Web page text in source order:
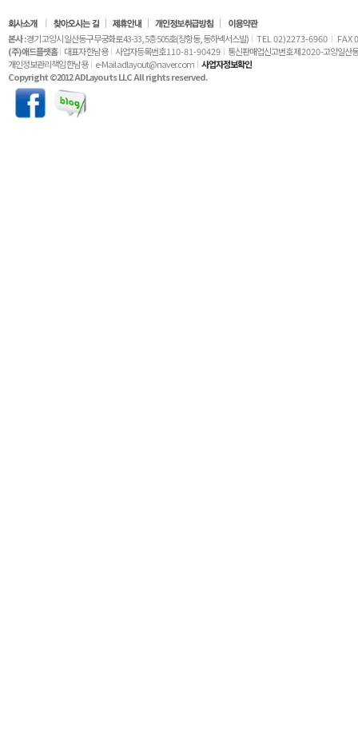
본사 :경기 고양시 일산동구 무궁화로 43-33, 5층 505호(장항동, 동하넥서스빌) TEL 02)2273-6960
FAX
(주)애드플랫홈 대표자 한남용 사업자등록번호110-81-90429 통신판매업신고번호 제2020-고양일산
개인정보관리책임 한남용 e-Mail adlayout@naver.com 사업자정보확인
Copyright ©2012 ADLayouts LLC All rights reserved.